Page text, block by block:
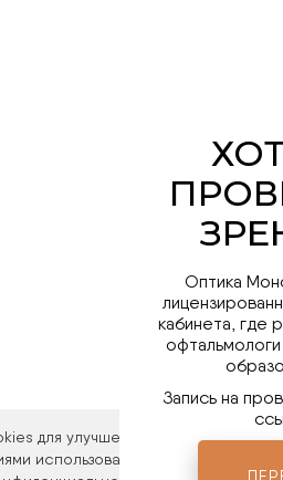
для улучшения работы сайта.
использования файлов cookies.
Оптика
кабинета, где
Запись на